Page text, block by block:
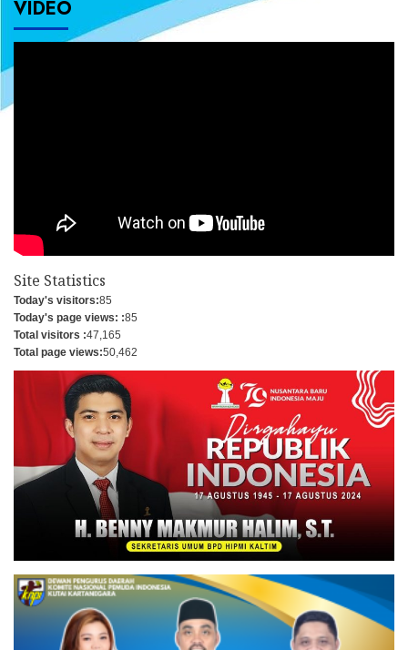
VIDEO
Site Statistics
Today's visitors:85
Today's page views: :85
Total visitors :47,165
Total page views:50,462